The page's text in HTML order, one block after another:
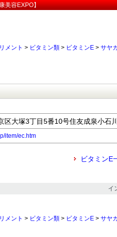
美容EXPO】
メント > ビタミン類 > ビタミンE > サヤ
大塚3丁目5番10号住友成泉小石
item/ec.htm
ビタミンE
イ
メント > ビタミン類 > ビタミンE > サヤ